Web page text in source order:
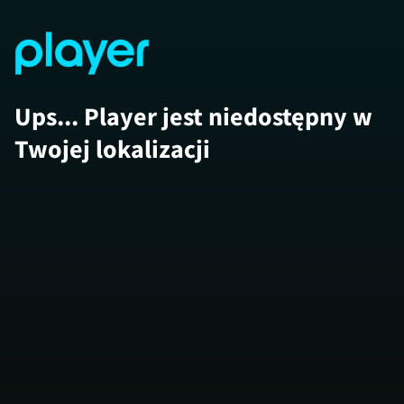
Ups... Player jest niedostępny w
Twojej lokalizacji